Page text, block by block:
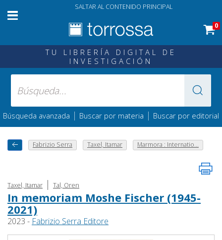
SALTAR AL CONTENIDO PRINCIPAL
0
TU LIBRERÍA DIGITAL DE
INVESTIGACIÓN
Búsqueda avanzada | Buscar por materia | Buscar por editorial
Fabrizio Serra Taxel, Itamar Marmora : Internatio...
Taxel, Itamar | Tal, Oren
In memoriam Moshe Fischer (1945-
2021)
2023 - Fabrizio Serra Editore